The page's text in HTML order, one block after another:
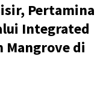
Pertamina
Integrated
Mangrove di